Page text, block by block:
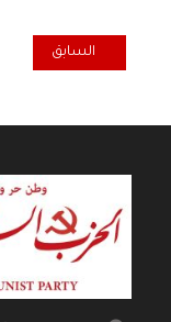
المقال السابق:
السابق